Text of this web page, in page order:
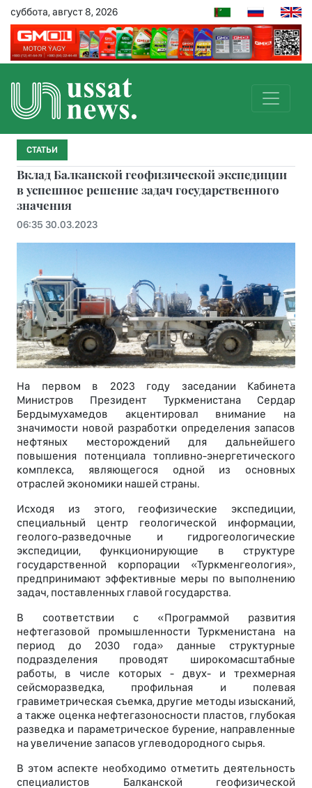
суббота, август 8, 2026
СТАТЬИ
Вклад Балканской геофизической экспедиции
в успешное решение задач государственного
значения
06:35 30.03.2023
На первом в 2023 году заседании Кабинета
Министров Президент Туркменистана Сердар
Бердымухамедов акцентировал внимание на
значимости новой разработки определения запасов
нефтяных месторождений для дальнейшего
повышения потенциала топливно-энергетического
комплекса, являющегося одной из основных
отраслей экономики нашей страны.
Исходя из этого, геофизические экспедиции,
специальный центр геологической информации,
геолого-разведочные и гидрогеологические
экспедиции, функционирующие в структуре
государственной корпорации «Туркменгеология»,
предпринимают эффективные меры по выполнению
задач, поставленных главой государства.
В соответствии с «Программой развития
нефтегазовой промышленности Туркменистана на
период до 2030 года» данные структурные
подразделения проводят широкомасштабные
работы, в числе которых - двух- и трехмерная
сейсморазведка, профильная и полевая
гравиметрическая съемка, другие методы изысканий,
а также оценка нефтегазоносности пластов, глубокая
разведка и параметрическое бурение, направленные
на увеличение запасов углеводородного сырья.
В этом аспекте необходимо отметить деятельность
специалистов Балканской геофизической